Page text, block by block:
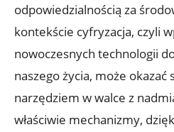
odpowiedzialnością za
kontekście cyfryzacja, czyli
nowoczesnych technologii
naszego życia, może okazać
narzędziem w walce z
właściwie mechanizmy,